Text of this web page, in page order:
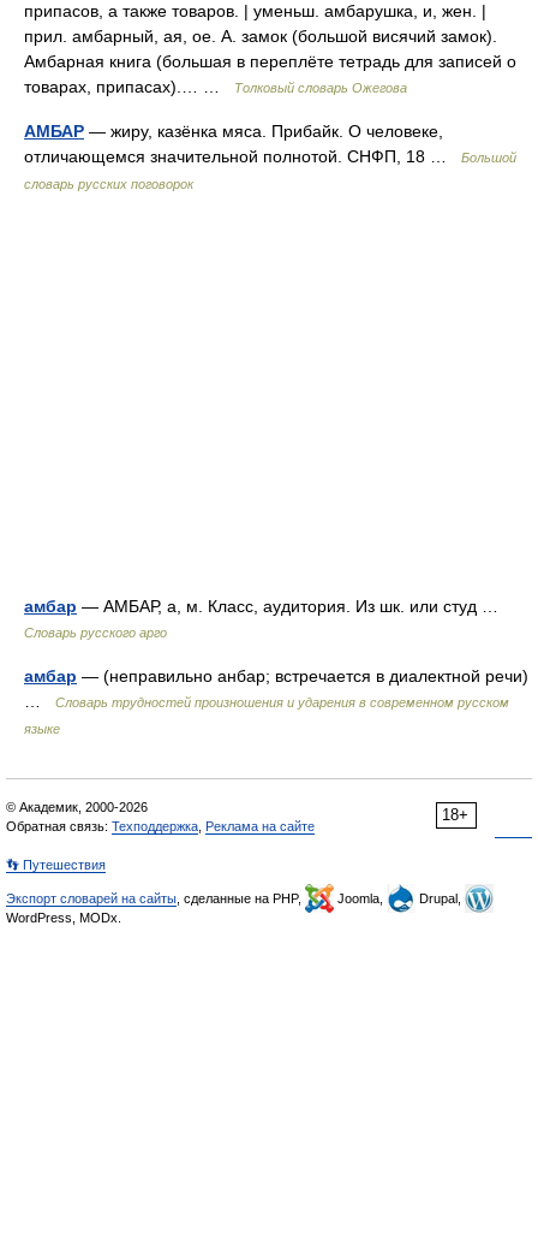
припасов, а также товаров. | уменьш. амбарушка, и, жен. |
прил. амбарный, ая, ое. А. замок (большой висячий замок).
Амбарная книга (большая в переплёте тетрадь для записей о
товарах, припасах).… …
Толковый словарь Ожегова
АМБАР — жиру, казёнка мяса. Прибайк. О человеке,
отличающемся значительной полнотой. СНФП, 18 …
Большой
словарь русских поговорок
амбар — АМБАР, а, м. Класс, аудитория. Из шк. или студ …
Словарь русского арго
амбар — (неправильно анбар; встречается в диалектной речи)
Словарь трудностей произношения и ударения в современном русском
языке
18+
© Академик, 2000-2026
Обратная связь: Техподдержка Реклама на сайте
👣 Путешествия
Экспорт словарей на сайты , сделанные на PHP, Joomla,
Drupal,
WordPress, MODx.